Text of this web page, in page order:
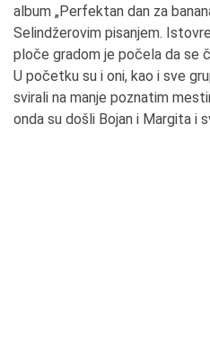
album „Perfektan dan za
Selindžerovim pisanjem.
ploče gradom je počela da se
U početku su i oni, kao i sve
svirali na manje poznatim
onda su došli Bojan i Margita i